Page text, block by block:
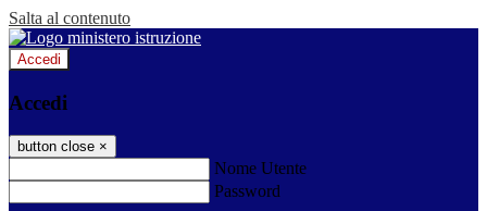
Salta al contenuto
Accedi
Accedi
button close ×
Nome Utente
Password